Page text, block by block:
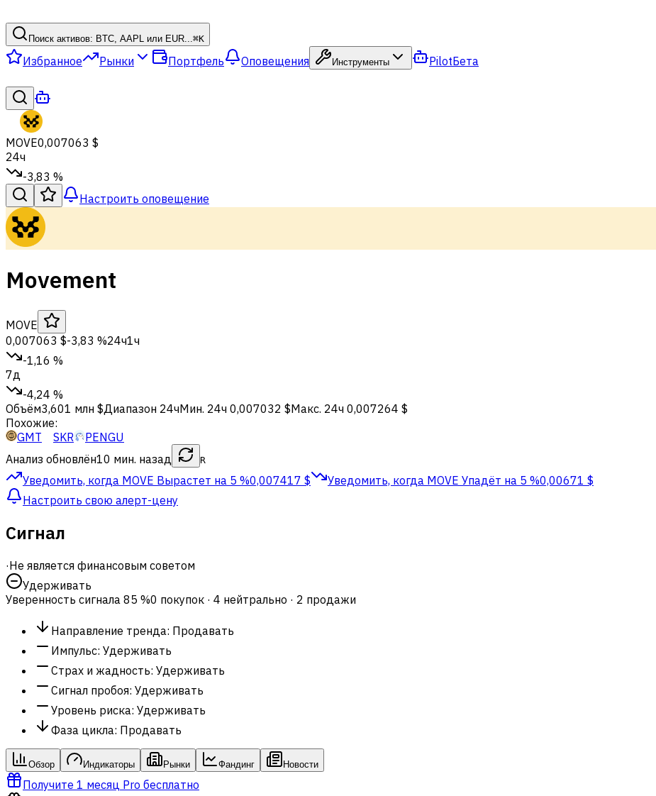
Поиск активов: BTC, AAPL или EUR...⌘K
Избранное Рынки Портфель Оповещения Инструменты PilotБета
MOVE0,007063 $
24ч
-3,83 %
Настроить оповещение
Movement
MOVE
0,007063 $-3,83 %24ч1ч
-1,16 %
7д
-4,24 %
Объём3,601 млн $Диапазон 24чМин. 24ч 0,007032 $Макс. 24ч 0,007264 $
Похожие:
GMT
SKR
PENGU
Анализ обновлён10 мин. назад R
Уведомить, когда MOVE Вырастет на 5 %0,007417 $ Уведомить, когда MOVE Упадёт на 5 %0,00671 $
Настроить свою алерт-цену
Сигнал
·Не является финансовым советом
Удерживать
Уверенность сигнала 85 %0 покупок · 4 нейтрально · 2 продажи
Направление тренда: Продавать
Импульс: Удерживать
Страх и жадность: Удерживать
Сигнал пробоя: Удерживать
Уровень риска: Удерживать
Фаза цикла: Продавать
Обзор Индикаторы Рынки Фандинг Новости
Получите 1 месяц Pro бесплатно